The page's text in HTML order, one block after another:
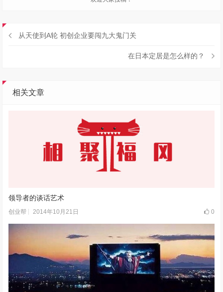
从天使到A轮 初创企业要闯九大鬼门关
在日本定居是怎么样的？
相关文章
领导者的谈话艺术
创业帮 2014年10月21日 0